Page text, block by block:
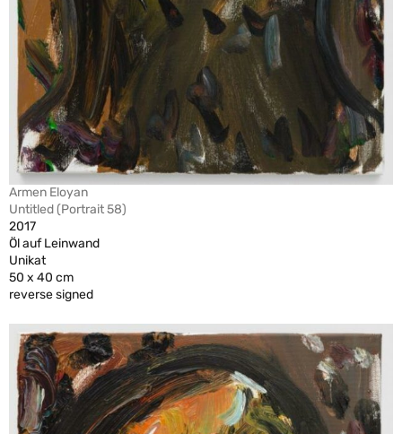
Armen Eloyan
Untitled (Portrait 58)
2017
Öl auf Leinwand
Unikat
50 x 40 cm
reverse signed